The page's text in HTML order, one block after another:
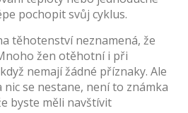
pochopit svůj cyklus.
těhotenství neznamená, že
žen otěhotní i při
nemají žádné příznaky. Ale
se nestane, není to známka
byste měli navštívit